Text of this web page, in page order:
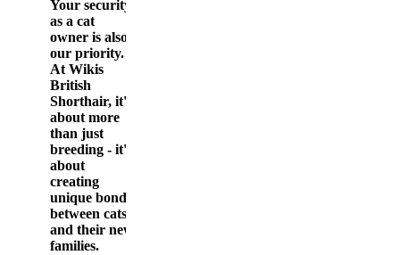
Your security
as a cat
owner is also
our priority.
At Wikis
British
Shorthair, it's
about more
than just
breeding - it's
about
creating
unique bonds
between cats
and their new
families.